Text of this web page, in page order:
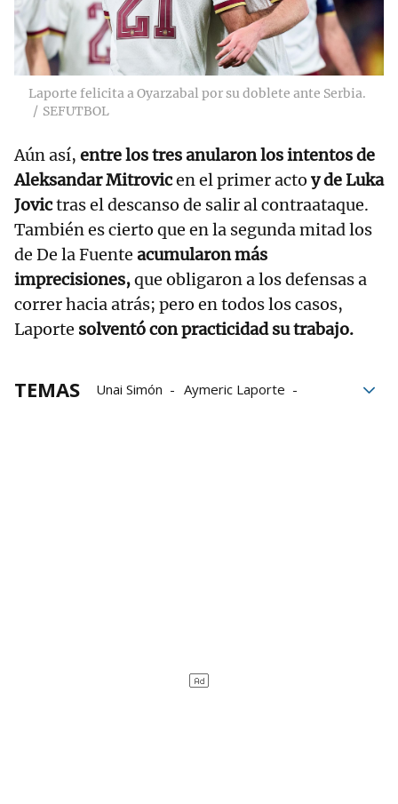
Laporte felicita a Oyarzabal por su doblete ante Serbia.
SEFUTBOL
Aún así, entre los tres anularon los intentos de
Aleksandar Mitrovicen el primer acto y de Luka
Jovictras el descanso de salir al contraataque.
También es cierto que en la segunda mitad los
de De la Fuente acumularon más
imprecisiones,que obligaron a los defensas a
correr hacia atrás; pero en todos los casos,
Laporte solventó con practicidad su trabajo.
TEMAS Unai Simón
Aymeric Laporte